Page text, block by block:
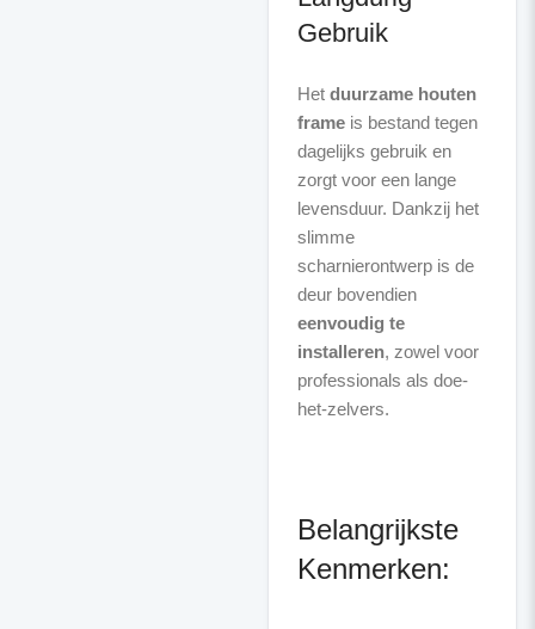
Gebruik
Het duurzame houten
frameis bestand tegen
dagelijks gebruik en
zorgt voor een lange
levensduur. Dankzij het
slimme
scharnierontwerp is de
deur bovendien
eenvoudig te
installeren, zowel voor
professionals als doe-
het-zelvers.
Belangrijkste
Kenmerken: